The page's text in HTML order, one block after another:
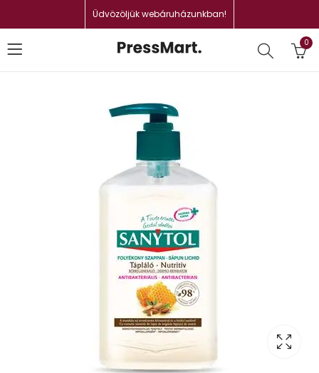
Üdvözöljük webáruházunkban!
0